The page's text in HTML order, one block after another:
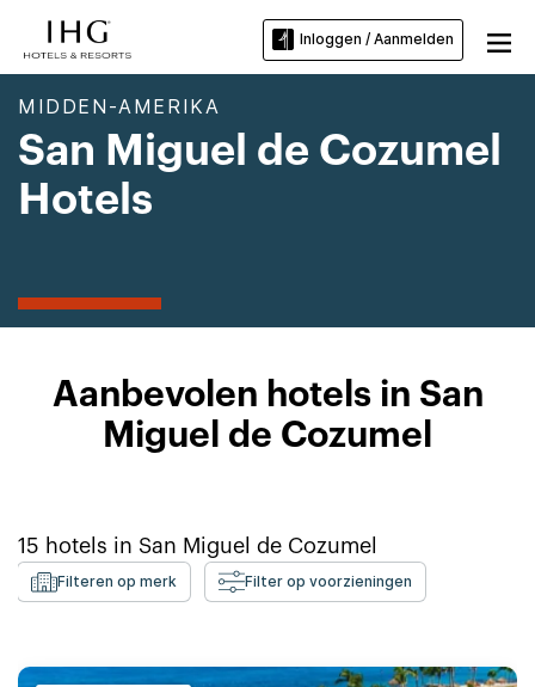
Inloggen / Aanmelden
MIDDEN-AMERIKA
San Miguel de Cozumel
Hotels
Aanbevolen hotels in San
Miguel de Cozumel
15 hotels in San Miguel de Cozumel
Filteren op merk Filter op voorzieningen